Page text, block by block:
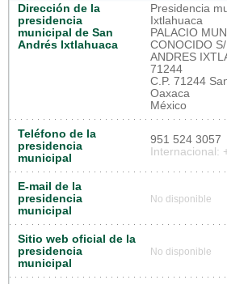
Dirección de la
presidencia
municipal de San
Andrés Ixtlahuaca
Presidencia
Ixtlahuaca
PALACIO
CONOCIDO
ANDRES
71244
C.P. 71244
Oaxaca
México
Teléfono de la
presidencia
municipal
951 524 3057
Internacional:
E-mail de la
presidencia
municipal
No disponible
Sitio web oficial de la
presidencia
municipal
No disponible